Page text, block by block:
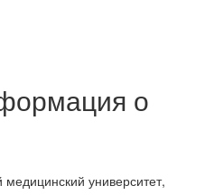
о
медицинский университет,